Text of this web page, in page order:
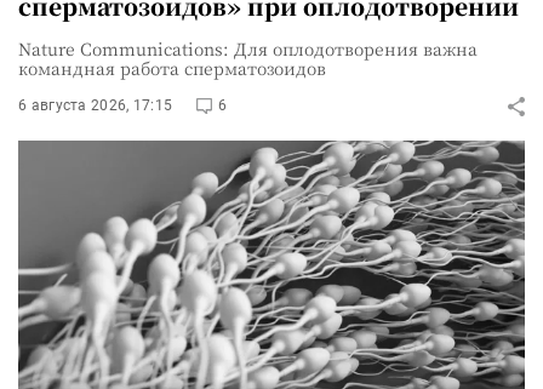
Nature Communications: Для оплодотворения важна
командная работа сперматозоидов
6 августа 2026, 17:15 6